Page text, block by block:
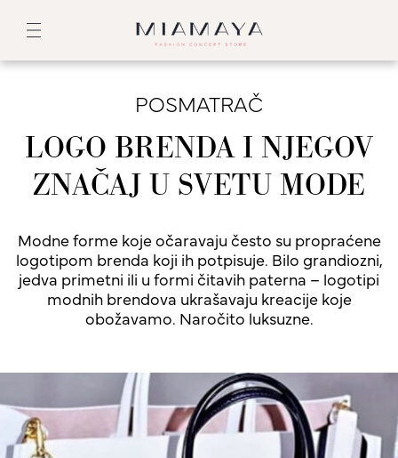
POSMATRAČ
LOGO BRENDA I NJEGOV
ZNAČAJ U SVETU MODE
Modne forme koje očaravaju često su propraćene
logotipom brenda koji ih potpisuje. Bilo grandiozni,
jedva primetni ili u formi čitavih paterna – logotipi
modnih brendova ukrašavaju kreacije koje
obožavamo. Naročito luksuzne.